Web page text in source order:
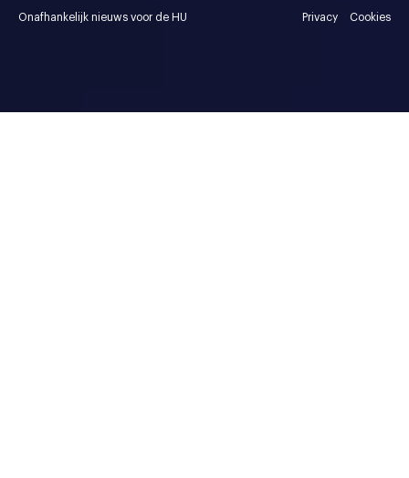
Onafhankelijk nieuws voor de HU Privacy Cookies